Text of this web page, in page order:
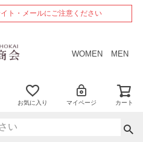
ト・メールにご注意ください
WOMEN MEN
お気に入り マイページ カート
ペー